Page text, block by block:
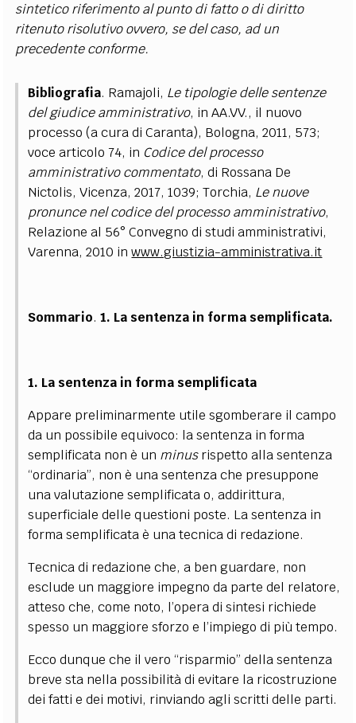
sintetico riferimento al punto di fatto o di diritto
ritenuto risolutivo ovvero, se del caso, ad un
precedente conforme.
Bibliografia. Ramajoli, Le tipologie delle sentenze
del giudice amministrativo, in AA.VV., il nuovo
processo (a cura di Caranta), Bologna, 2011, 573;
voce articolo 74, in Codice del processo
amministrativo commentato, di Rossana De
Nictolis, Vicenza, 2017, 1039; Torchia, Le nuove
pronunce nel codice del processo amministrativo,
Relazione al 56° Convegno di studi amministrativi,
Varenna, 2010 inwww.giustizia-amministrativa.it
Sommario.1. La sentenza in forma semplificata.
1. La sentenza in forma semplificata
Appare preliminarmente utile sgomberare il campo
da un possibile equivoco: la sentenza in forma
semplificata non è un minusrispetto alla sentenza
“ordinaria”, non è una sentenza che presuppone
una valutazione semplificata o, addirittura,
superficiale delle questioni poste. La sentenza in
forma semplificata è una tecnica di redazione.
Tecnica di redazione che, a ben guardare, non
esclude un maggiore impegno da parte del relatore,
atteso che, come noto, l’opera di sintesi richiede
spesso un maggiore sforzo e l’impiego di più tempo.
Ecco dunque che il vero “risparmio” della sentenza
breve sta nella possibilità di evitare la ricostruzione
dei fatti e dei motivi, rinviando agli scritti delle parti.